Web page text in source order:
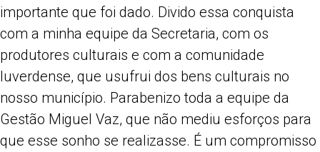
importante que foi dado. Divido essa conquista
com a minha equipe da Secretaria, com os
produtores culturais e com a comunidade
luverdense, que usufrui dos bens culturais no
nosso município. Parabenizo toda a equipe da
Gestão Miguel Vaz, que não mediu esforços para
que esse sonho se realizasse. É um compromisso